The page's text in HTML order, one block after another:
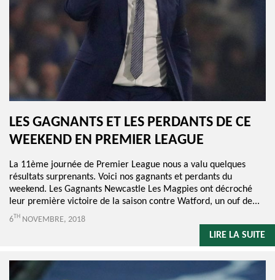
LES GAGNANTS ET LES PERDANTS DE CE
WEEKEND EN PREMIER LEAGUE
La 11ème journée de Premier League nous a valu quelques
résultats surprenants. Voici nos gagnants et perdants du
weekend. Les Gagnants Newcastle Les Magpies ont décroché
leur première victoire de la saison contre Watford, un ouf de...
6TH NOVEMBRE, 2018
LIRE LA SUITE